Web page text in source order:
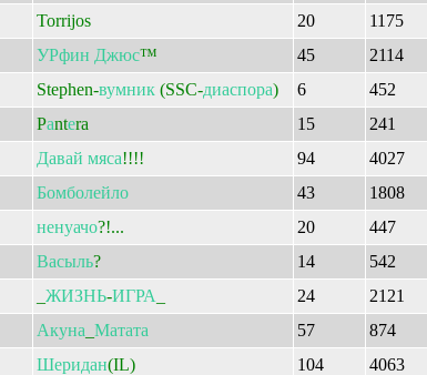
Torrijos 20 1175
УРфин Джюс™ 45 2114
Stephen-вумник (SSC-диаспора) 6 452
Pаntеra 15 241
Давай мяса!!!! 94 4027
Бомболейло 43 1808
ненуачо?!... 20 447
Васыль? 14 542
ЖИЗНЬ-ИГРА 24 2121
Акуна Матата 57 874
Шеридан(IL) 104 4063